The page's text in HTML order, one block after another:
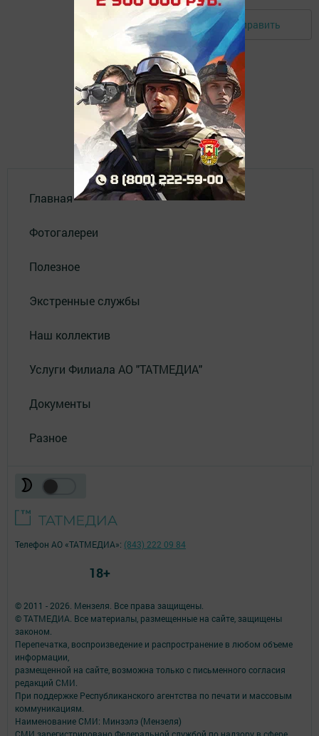
Авторизоваться Отправить
Главная
Фотогалереи
Полезное
Экстренные службы
Наш коллектив
Услуги Филиала АО "ТАТМЕДИА"
Документы
Разное
© 2011 - 2026. Мензеля. Все права защищены.
© ТАТМЕДИА. Все материалы, размещенные на сайте, защищены
законом.
Перепечатка, воспроизведение и распространение в любом объеме
информации,
размещенной на сайте, возможна только с письменного согласия
редакций СМИ.
При поддержке Республиканского агентства по печати и массовым
коммуникациям.
Наименование СМИ: Минзэлэ (Мензеля)
Телефон АО «ТАТМЕДИА»: (843) 222 09 84
18+